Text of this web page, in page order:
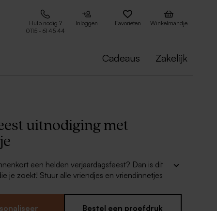
Hulp nodig ?
0115 - 61 45 44
Inloggen Favorieten Winkelmandje
Cadeaus Zakelijk
uitnodiging met
een helden verjaardagsfeest? Dan is dit
je zoekt! Stuur alle vriendjes en vriendinnetjes
masker op het heldenfeest verschijnen!
superhero!
Bestel een proefdruk